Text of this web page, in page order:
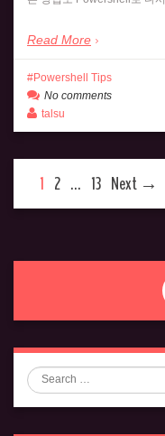
Read More
Powershell Tips
No comments
talsu
1 2 … 13 Next →
Search